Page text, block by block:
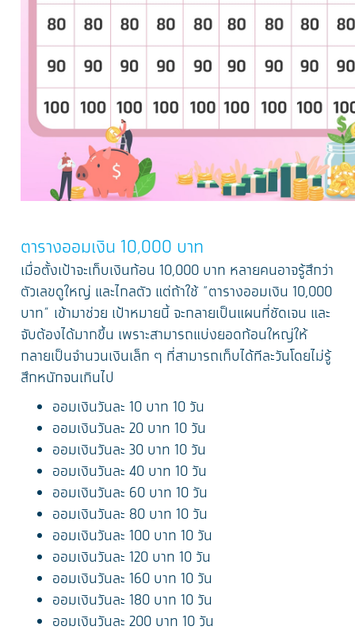
ตารางออมเงิน 10,000 บาท
เมื่อตั้งเป้าจะเก็บเงินก้อน 10,000 บาท หลายคนอาจรู้สึกว่า
ตัวเลขดูใหญ่ และไกลตัว แต่ถ้าใช้ “ตารางออมเงิน 10,000
บาท” เข้ามาช่วย เป้าหมายนี้ จะกลายเป็นแผนที่ชัดเจน และ
จับต้องได้มากขึ้น เพราะสามารถแบ่งยอดก้อนใหญ่ให้
กลายเป็นจำนวนเงินเล็ก ๆ ที่สามารถเก็บได้ทีละวันโดยไม่รู้
สึกหนักจนเกินไป
ออมเงินวันละ 10 บาท 10 วัน
ออมเงินวันละ 20 บาท 10 วัน
ออมเงินวันละ 30 บาท 10 วัน
ออมเงินวันละ 40 บาท 10 วัน
ออมเงินวันละ 60 บาท 10 วัน
ออมเงินวันละ 80 บาท 10 วัน
ออมเงินวันละ 100 บาท 10 วัน
ออมเงินวันละ 120 บาท 10 วัน
ออมเงินวันละ 160 บาท 10 วัน
ออมเงินวันละ 180 บาท 10 วัน
ออมเงินวันละ 200 บาท 10 วัน